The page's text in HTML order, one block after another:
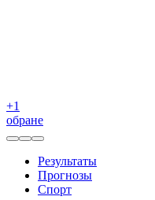
+1
обране
Результаты
Прогнозы
Спорт